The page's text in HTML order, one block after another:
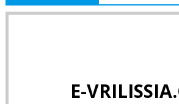
E-